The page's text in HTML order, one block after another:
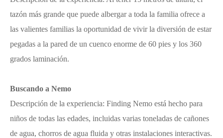
tazón más grande que puede albergar a toda la familia ofrece a
las valientes familias la oportunidad de vivir la diversión de estar
pegadas a la pared de un cuenco enorme de 60 pies y los 360
grados laminación.
Buscando a Nemo
Descripción de la experiencia: Finding Nemo está hecho para
niños de todas las edades, incluidas varias toneladas de cañones
de agua, chorros de agua fluida y otras instalaciones interactivas.